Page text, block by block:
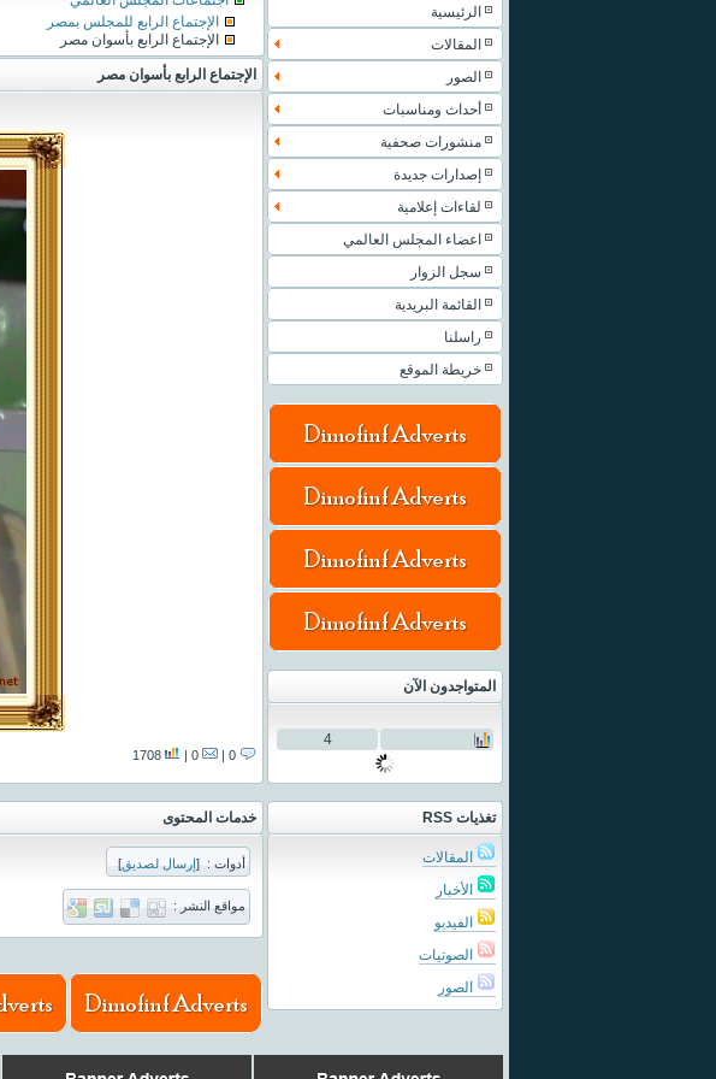
الرئيسية
المقالات
الصور
أحداث ومناسبات
منشورات صحفية
إصدارات جديدة
لقاءات إعلامية
اعضاء المجلس العالمي
سجل الزوار
القائمة البريدية
راسلنا
خريطة الموقع
المتواجدون الآن
4
تغذيات RSS
المقالات
الأخبار
الفيديو
الصوتيات
الصور
الإجتماع الرابع للمجلس بمصر
الإجتماع الرابع بأسوان مصر
الإجتماع الرابع بأسوان مصر
خدمات المحتوى
أدوات : [إرسال لصديق]
مواقع النشر :